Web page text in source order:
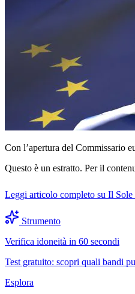
Con l’apertura del Commissario
Questo è un estratto. Per il
Leggi articolo completo su Il Sole
Strumento
Verifica idoneità in 60 secondi
Test gratuito: scopri quali bandi
Esplora